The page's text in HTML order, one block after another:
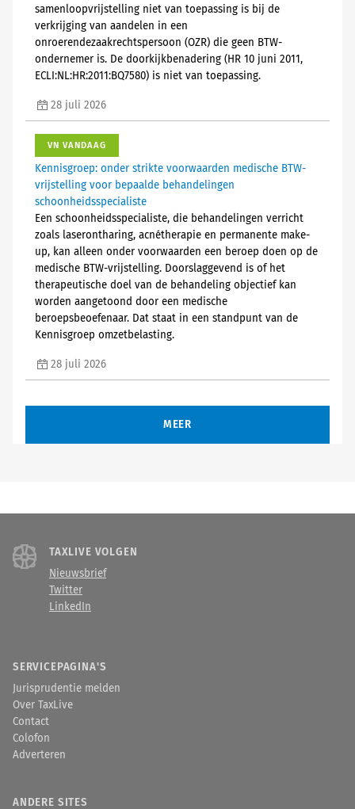
samenloopvrijstelling niet van toepassing is bij de
verkrijging van aandelen in een
onroerendezaakrechtspersoon (OZR) die geen BTW-
ondernemer is. De doorkijkbenadering (HR 10 juni 2011,
ECLI:NL:HR:2011:BQ7580) is niet van toepassing.
28 juli 2026
VN VANDAAG
Kennisgroep: onder strikte voorwaarden medische BTW-
vrijstelling voor bepaalde behandelingen
schoonheidsspecialiste
Een schoonheidsspecialiste, die behandelingen verricht
zoals laserontharing, acnétherapie en permanente make-
up, kan alleen onder voorwaarden een beroep doen op de
medische BTW-vrijstelling. Doorslaggevend is of het
therapeutische doel van de behandeling objectief kan
worden aangetoond door een medische
beroepsbeoefenaar. Dat staat in een standpunt van de
Kennisgroep omzetbelasting.
28 juli 2026
MEER
TAXLIVE VOLGEN
Nieuwsbrief
Twitter
LinkedIn
SERVICEPAGINA'S
Jurisprudentie melden
Over TaxLive
Contact
Colofon
Adverteren
ANDERE SITES